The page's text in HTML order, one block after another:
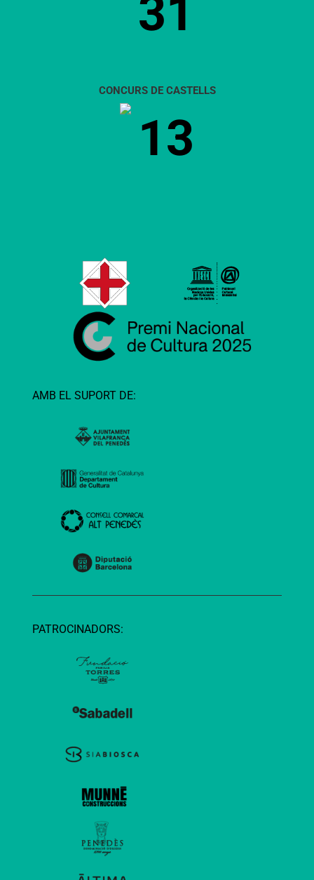
31
CONCURS DE CASTELLS
13
AMB EL SUPORT DE:
PATROCINADORS: